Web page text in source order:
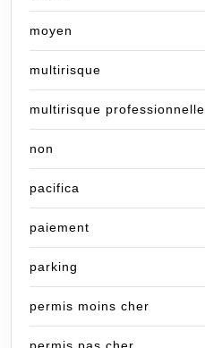
moyen
multirisque
multirisque professionnelle
non
pacifica
paiement
parking
permis moins cher